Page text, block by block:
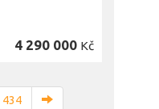
4 290 000 Kč
434